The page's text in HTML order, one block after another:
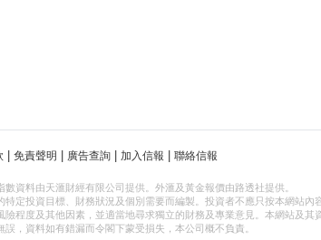
免責聲明 廣告查詢 加入信報 聯絡信報
資料由天滙財經有限公司提供。外滙及黃金報價由路透社提供。
定投資目標、財務狀況及個別需要而編製。投資者不應只按本網站內
程度及其他因素，並適當地尋求獨立的財務及專業意見。本網站及其
，資料如有錯漏而令閣下蒙受損失，本公司概不負責。